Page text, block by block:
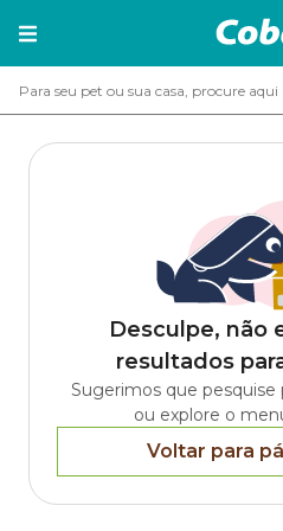
Desculpe, não
resultados
Sugerimos que pesquise
ou explore o
Voltar para